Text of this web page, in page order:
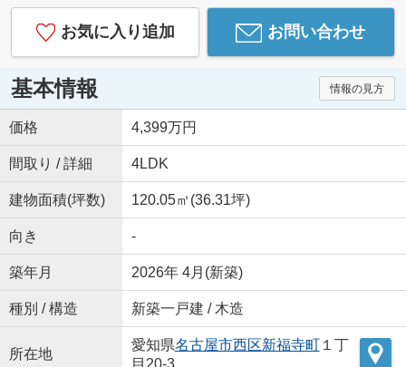
お気に入り追加 お問い合わせ
基本情報 情報の見方
価格 4,399万円
間取り / 詳細 4LDK
建物面積(坪数) 120.05㎡(36.31坪)
向き -
築年月 2026年 4月(新築)
種別 / 構造 新築一戸建 / 木造
所在地
愛知県名古屋市西区新福寺町１丁
目20-3